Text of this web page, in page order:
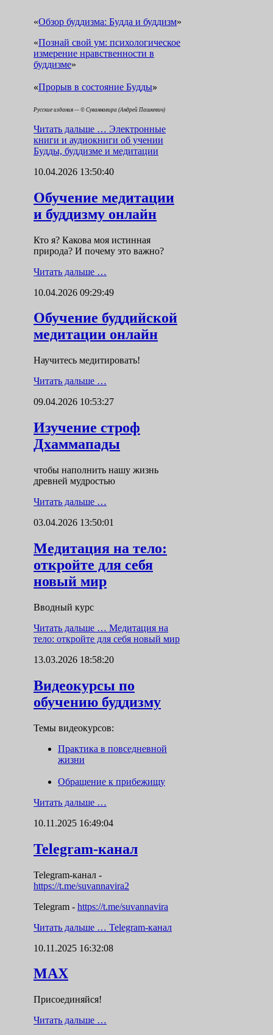
«Обзор буддизма: Будда и буддизм»
«Познай свой ум: психологическое
измерение нравственности в
буддизме»
«Прорыв в состояние Будды»
Русские издания — © Суваннавира (Андрей Пашкевич)
Читать дальше … Электронные
книги и аудиокниги об учении
Будды, буддизме и медитации
10.04.2026 13:50:40
Обучение медитации
и буддизму онлайн
Кто я? Какова моя истинная
природа? И почему это важно?
Читать дальше …
10.04.2026 09:29:49
Обучение буддийской
медитации онлайн
Научитесь медитировать!
Читать дальше …
09.04.2026 10:53:27
Изучение строф
Дхаммапады
чтобы наполнить нашу жизнь
древней мудростью
Читать дальше …
03.04.2026 13:50:01
Медитация на тело:
откройте для себя
новый мир
Вводный курс
Читать дальше … Медитация на
тело: откройте для себя новый мир
13.03.2026 18:58:20
Видеокурсы по
обучению буддизму
Темы видеокурсов:
Практика в повседневной
жизни
Обращение к прибежищу
Читать дальше …
10.11.2025 16:49:04
Telegram-канал
Telegram-канал -
https://t.me/suvannavira2
Telegram - https://t.me/suvannavira
Читать дальше … Telegram-канал
10.11.2025 16:32:08
MAX
Присоединяйся!
Читать дальше …